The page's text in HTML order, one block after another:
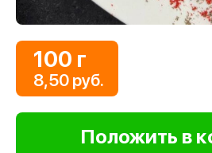
100 г
8,50 руб.